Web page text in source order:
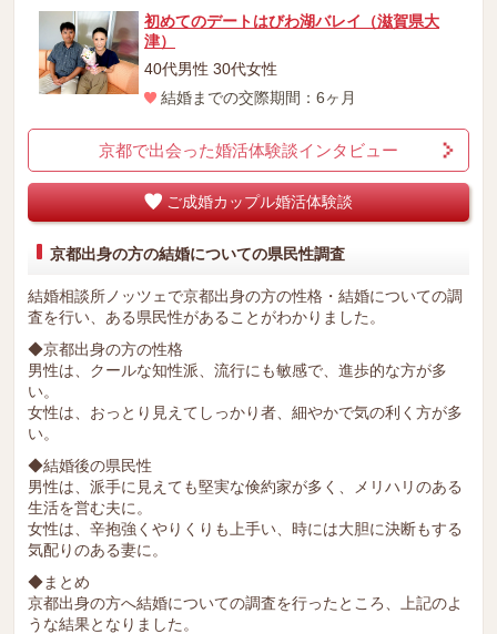
初めてのデートはびわ湖バレイ（滋賀県大
津）
40代男性 30代女性
結婚までの交際期間：6ヶ月
京都で出会った婚活体験談インタビュー
ご成婚カップル婚活体験談
京都出身の方の結婚についての県民性調査
結婚相談所ノッツェで京都出身の方の性格・結婚についての調
査を行い、ある県民性があることがわかりました。
◆京都出身の方の性格
男性は、クールな知性派、流行にも敏感で、進歩的な方が多
い。
女性は、おっとり見えてしっかり者、細やかで気の利く方が多
い。
◆結婚後の県民性
男性は、派手に見えても堅実な倹約家が多く、メリハリのある
生活を営む夫に。
女性は、辛抱強くやりくりも上手い、時には大胆に決断もする
気配りのある妻に。
◆まとめ
京都出身の方へ結婚についての調査を行ったところ、上記のよ
うな結果となりました。